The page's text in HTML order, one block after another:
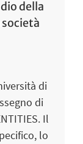
della
di
di
Il
lo